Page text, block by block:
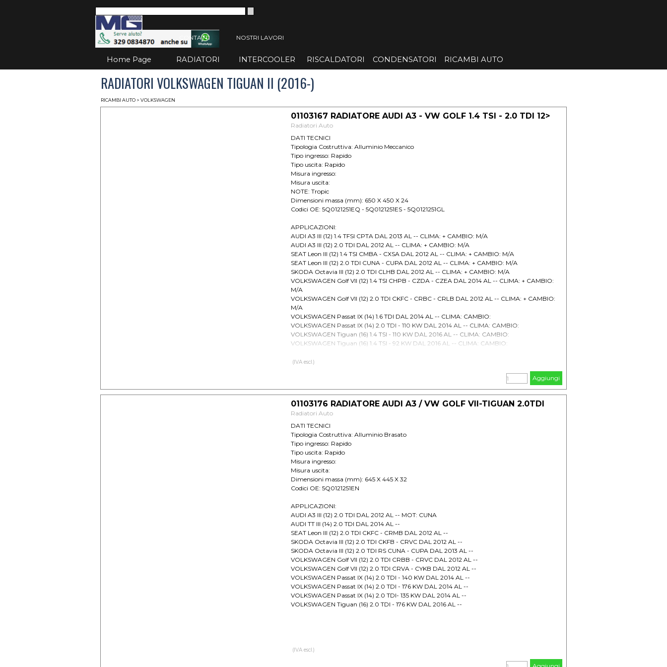
Salta menù
CONTATTI NOSTRI LAVORI
Salta menù
Home Page RADIATORI ▼
INTERCOOLER ▼
RISCALDATORI ▼
CONDENSATORI ▼
RICAMBI AUTO
RADIATORI VOLKSWAGEN TIGUAN II (2016-)
RICAMBI AUTO >VOLKSWAGEN
01103167 RADIATORE AUDI A3 - VW GOLF 1.4 TSI - 2.0 TDI 12>
Radiatori Auto
DATI TECNICI
Tipologia Costruttiva: Alluminio Meccanico
Tipo ingresso: Rapido
Tipo uscita: Rapido
Misura ingresso:
Misura uscita:
NOTE: Tropic
Dimensioni massa (mm): 650 X 450 X 24
Codici OE: 5Q0121251EQ - 5Q0121251ES - 5Q0121251GL
APPLICAZIONI:
AUDI A3 III (12) 1.4 TFSI CPTA DAL 2013 AL -- CLIMA: + CAMBIO: M/A
AUDI A3 III (12) 2.0 TDI DAL 2012 AL -- CLIMA: + CAMBIO: M/A
SEAT Leon III (12) 1.4 TSI CMBA - CXSA DAL 2012 AL -- CLIMA: + CAMBIO: M/A
SEAT Leon III (12) 2.0 TDI CUNA - CUPA DAL 2012 AL -- CLIMA: + CAMBIO: M/A
SKODA Octavia III (12) 2.0 TDI CLHB DAL 2012 AL -- CLIMA: + CAMBIO: M/A
VOLKSWAGEN Golf VII (12) 1.4 TSI CHPB - CZDA - CZEA DAL 2014 AL -- CLIMA: + CAMBIO:
M/A
VOLKSWAGEN Golf VII (12) 2.0 TDI CKFC - CRBC - CRLB DAL 2012 AL -- CLIMA: + CAMBIO:
M/A
VOLKSWAGEN Passat IX (14) 1.6 TDI DAL 2014 AL -- CLIMA: CAMBIO:
VOLKSWAGEN Passat IX (14) 2.0 TDI - 110 KW DAL 2014 AL -- CLIMA: CAMBIO:
VOLKSWAGEN Tiguan (16) 1.4 TSI - 110 KW DAL 2016 AL -- CLIMA: CAMBIO:
VOLKSWAGEN Tiguan (16) 1.4 TSI - 92 KW DAL 2016 AL -- CLIMA: CAMBIO:
VOLKSWAGEN Tiguan (16) 2.0 TDI - 81 KW DAL 2016 AL -- CLIMA: CAMBIO:
(IVA escl.)
Aggiungi
01103176 RADIATORE AUDI A3 / VW GOLF VII-TIGUAN 2.0TDI
Radiatori Auto
DATI TECNICI
Tipologia Costruttiva: Alluminio Brasato
Tipo ingresso: Rapido
Tipo uscita: Rapido
Misura ingresso:
Misura uscita:
Dimensioni massa (mm): 645 X 445 X 32
Codici OE: 5Q0121251EN
APPLICAZIONI:
AUDI A3 III (12) 2.0 TDI DAL 2012 AL -- MOT: CUNA
AUDI TT III (14) 2.0 TDI DAL 2014 AL --
SEAT Leon III (12) 2.0 TDI CKFC - CRMB DAL 2012 AL --
SKODA Octavia III (12) 2.0 TDI CKFB - CRVC DAL 2012 AL --
SKODA Octavia III (12) 2.0 TDI RS CUNA - CUPA DAL 2013 AL --
VOLKSWAGEN Golf VII (12) 2.0 TDI CRBB - CRVC DAL 2012 AL --
VOLKSWAGEN Golf VII (12) 2.0 TDI CRVA - CYKB DAL 2012 AL --
VOLKSWAGEN Passat IX (14) 2.0 TDI - 140 KW DAL 2014 AL --
VOLKSWAGEN Passat IX (14) 2.0 TDI - 176 KW DAL 2014 AL --
VOLKSWAGEN Passat IX (14) 2.0 TDI- 135 KW DAL 2014 AL --
VOLKSWAGEN Tiguan (16) 2.0 TDI - 176 KW DAL 2016 AL --
(IVA escl.)